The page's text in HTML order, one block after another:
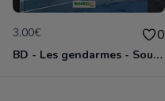
3.00€ 0
BD - Les gendarmes - Souriez, vous êtes flashés - Tome 5